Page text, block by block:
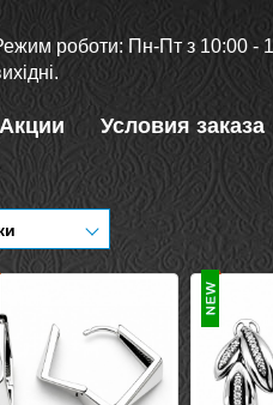
роботи: Пн-Пт з 10:00 -
Акции Условия заказа